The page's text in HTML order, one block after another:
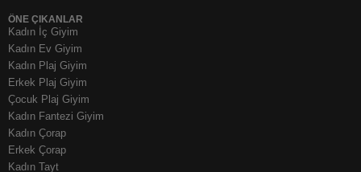
ÖNE ÇIKANLAR
Kadın İç Giyim
Kadın Ev Giyim
Kadın Plaj Giyim
Erkek Plaj Giyim
Çocuk Plaj Giyim
Kadın Fantezi Giyim
Kadın Çorap
Erkek Çorap
Kadın Tayt